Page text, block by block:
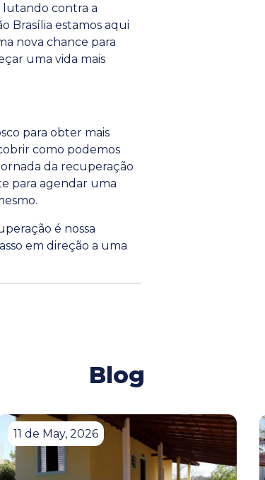
lutando contra a
Brasília estamos aqui
nova chance para
uma vida mais
para obter mais
como podemos
da recuperação
para agendar uma
é nossa
em direção a uma
Blog
11 de May, 2026